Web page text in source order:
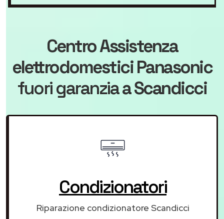
Centro Assistenza
elettrodomestici Panasonic
fuori garanziaa Scandicci
Condizionatori
Riparazione condizionatore Scandicci